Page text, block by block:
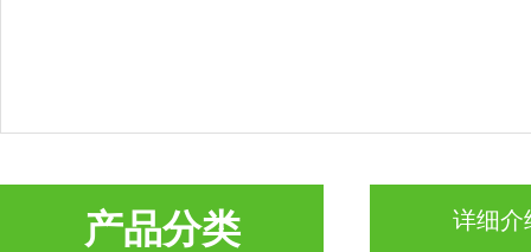
产品分类 详细介